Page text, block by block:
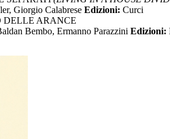
Giorgio Calabrese Edizioni: Curci
DELLE ARANCE
Bembo, Ermanno Parazzini Edizioni: